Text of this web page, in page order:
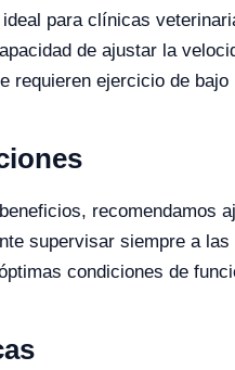
para clínicas
de ajustar la
requieren ejercicio de bajo
recomendamos
supervisar siempre a
condiciones de